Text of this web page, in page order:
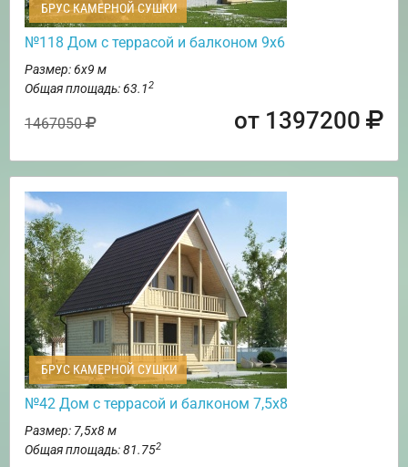
БРУС КАМЕРНОЙ СУШКИ
№118 Дом с террасой и балконом 9х6
Размер: 6х9 м
Общая площадь: 63.12
1467050 от 1397200
БРУС КАМЕРНОЙ СУШКИ
№42 Дом с террасой и балконом 7,5х8
Размер: 7,5х8 м
Общая площадь: 81.752